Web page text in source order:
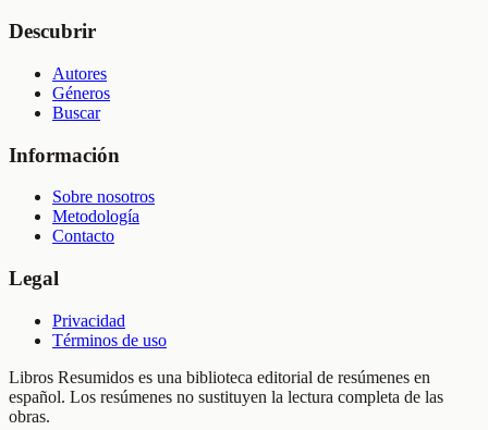
Descubrir
Autores
Géneros
Buscar
Información
Sobre nosotros
Metodología
Contacto
Legal
Privacidad
Términos de uso
Libros Resumidos es una biblioteca editorial de resúmenes en
español. Los resúmenes no sustituyen la lectura completa de las
obras.